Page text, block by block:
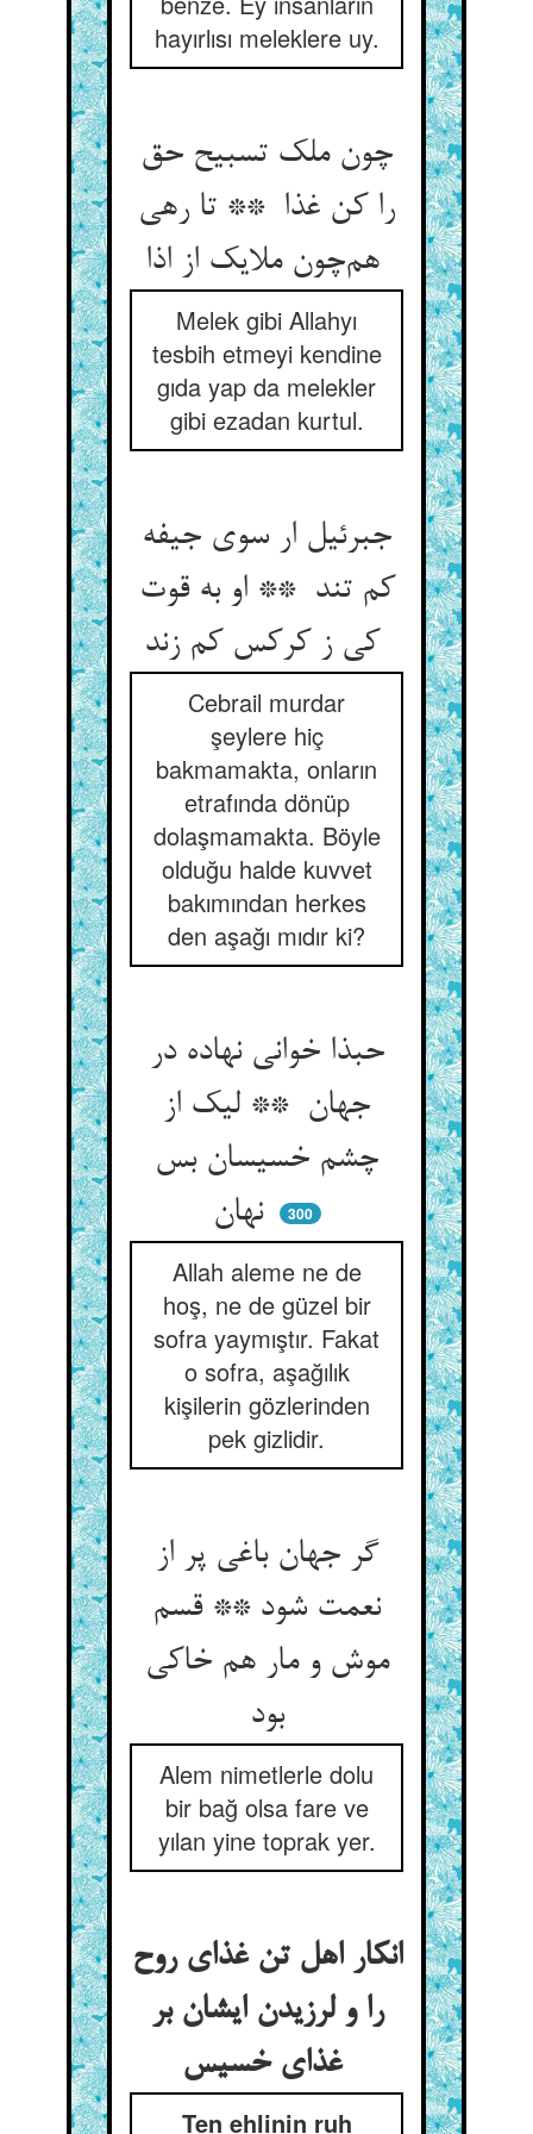
hayırlısı meleklere uy.
چون ملک تسبیح حق
را کن غذا ** تا رهی
هم‌چون ملایک از اذا
Melek gibi Allahyı
tesbih etmeyi kendine
gıda yap da melekler
gibi ezadan kurtul.
جبرئیل ار سوی جیفه
کم تند ** او به قوت
Cebrail murdar
şeylere hiç
bakmamakta, onların
etrafında dönüp
dolaşmamakta. Böyle
olduğu halde kuvvet
bakımından herkes
den aşağı mıdır ki?
حبذا خوانی نهاده در
جهان ** لیک از
چشم خسیسان بس
نهان
300
Allah aleme ne de
hoş, ne de güzel bir
sofra yaymıştır. Fakat
o sofra, aşağılık
kişilerin gözlerinden
pek gizlidir.
گر جهان باغی پر از
نعمت شود ** قسم
موش و مار هم خاکی
بود
Alem nimetlerle dolu
bir bağ olsa fare ve
yılan yine toprak yer.
انکار اهل تن غذای روح
را و لرزیدن ایشان بر
غذای خسیس
Ten ehlinin ruh